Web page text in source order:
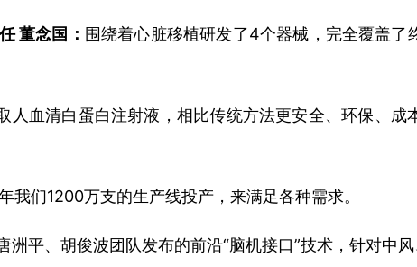
董念国： 围绕着心脏移植研发了4个器械， 完全覆盖了
血清白蛋白注射液，相比传统方法更安全、环保、成
我们1200万支的生产线投产， 来满足各种需求。
平、胡俊波团队发布的前沿“脑机接口”技术，针对中